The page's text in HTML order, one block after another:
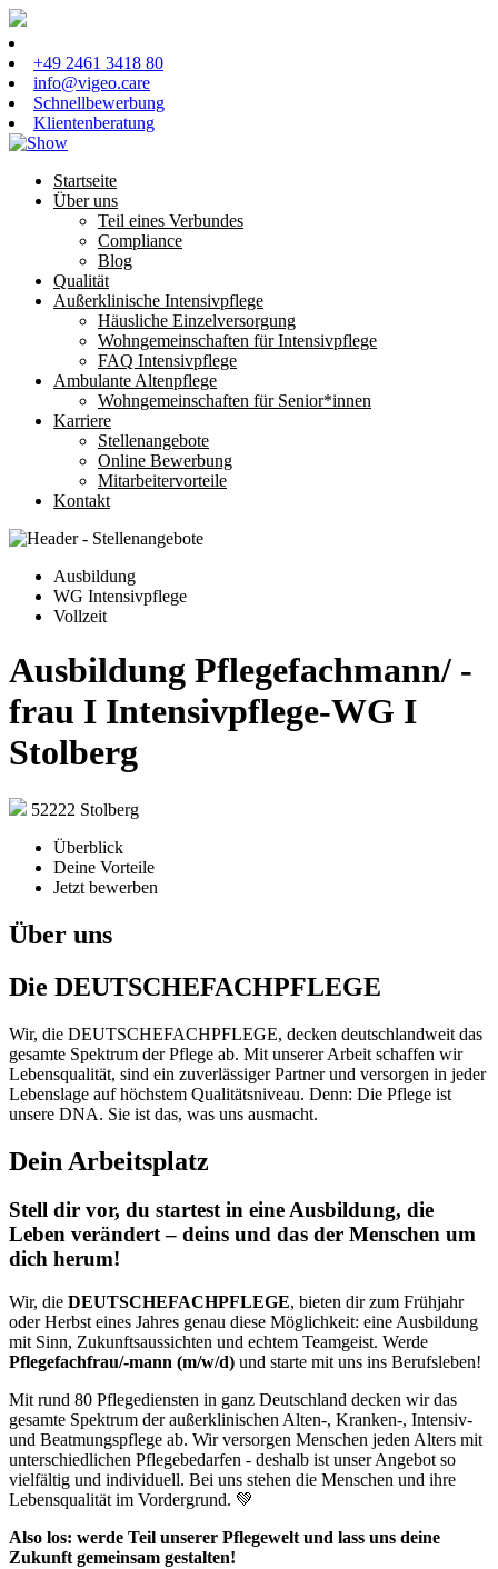
+49 2461 3418 80
info@vigeo.care
Schnellbewerbung
Klientenberatung
Startseite
Über uns
Teil eines Verbundes
Compliance
Blog
Qualität
Außerklinische Intensivpflege
Häusliche Einzelversorgung
Wohngemeinschaften für Intensivpflege
FAQ Intensivpflege
Ambulante Altenpflege
Wohngemeinschaften für Senior*innen
Karriere
Stellenangebote
Online Bewerbung
Mitarbeitervorteile
Kontakt
Ausbildung
WG Intensivpflege
Vollzeit
Ausbildung Pflegefachmann/ -
frau I Intensivpflege-WG I
Stolberg
52222 Stolberg
Überblick
Deine Vorteile
Jetzt bewerben
Über uns
Die DEUTSCHEFACHPFLEGE
Wir, die DEUTSCHEFACHPFLEGE, decken deutschlandweit das
gesamte Spektrum der Pflege ab. Mit unserer Arbeit schaffen wir
Lebensqualität, sind ein zuverlässiger Partner und versorgen in jeder
Lebenslage auf höchstem Qualitätsniveau. Denn: Die Pflege ist
unsere DNA. Sie ist das, was uns ausmacht. ​
Dein Arbeitsplatz
Stell dir vor, du startest in eine Ausbildung, die
Leben verändert – deins und das der Menschen um
dich herum!
Wir, die DEUTSCHEFACHPFLEGE, bieten dir zum Frühjahr
oder Herbst eines Jahres genau diese Möglichkeit: eine Ausbildung
mit Sinn, Zukunftsaussichten und echtem Teamgeist. Werde
Pflegefachfrau/-mann (m/w/d) und starte mit uns ins Berufsleben!
Mit rund 80 Pflegediensten in ganz Deutschland decken wir das
gesamte Spektrum der außerklinischen Alten-, Kranken-, Intensiv-
und Beatmungspflege ab. Wir versorgen Menschen jeden Alters mit
unterschiedlichen Pflegebedarfen - deshalb ist unser Angebot so
vielfältig und individuell. Bei uns stehen die Menschen und ihre
Lebensqualität im Vordergrund. 💚
Also los: werde Teil unserer Pflegewelt und lass uns deine
Zukunft gemeinsam gestalten!